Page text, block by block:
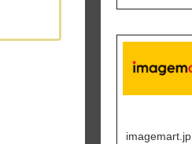
imagemart.jp